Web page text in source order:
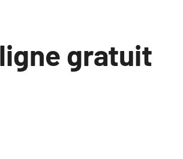
gratuit